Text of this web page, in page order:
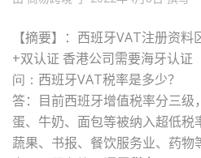
【摘要】 ：西班牙VAT注册资料
+双认证 香港公司需要海牙认证
问： 西班牙VAT税率是多少？
答：目前西班牙增值税率分三
蛋、牛奶、面包等被纳入超低税
蔬果、书报、餐饮服务业、药物